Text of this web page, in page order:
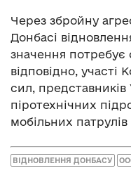
Через збройну
Донбасі
значення потребує
відповідно, участі
сил,
піротехнічних
мобільних
ВІДНОВЛЕННЯ ДОНБАСУ